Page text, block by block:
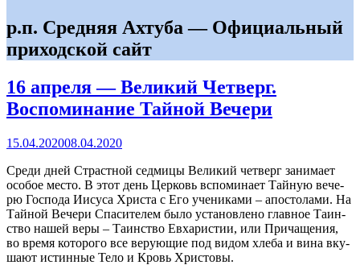
р.п. Средняя Ахтуба — Официальный
приходской сайт
16 апреля — Великий Четверг.
Воспоминание Тайной Вечери
15.04.202008.04.2020
Сре­ди дней Страст­ной сед­ми­цы Ве­ли­кий чет­верг за­ни­ма­ет
осо­бое ме­сто. В этот день Цер­ковь вспо­ми­на­ет Тай­ную ве­че­
рю Гос­по­да Иису­са Хри­ста с Его уче­ни­ка­ми – апо­сто­ла­ми. На
Тай­ной Ве­че­ри Спа­си­те­лем бы­ло уста­нов­ле­но глав­ное Та­ин­
ство на­шей ве­ры – Та­ин­ство Ев­ха­ри­стии, или При­ча­ще­ния,
во вре­мя ко­то­ро­го все ве­ру­ю­щие под ви­дом хле­ба и ви­на вку­
ша­ют ис­тин­ные Те­ло и Кровь Хри­сто­вы.